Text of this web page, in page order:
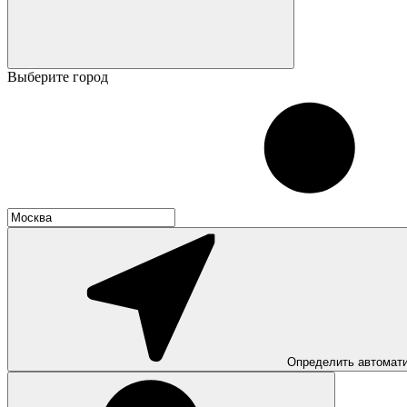
Выберите город
Определить